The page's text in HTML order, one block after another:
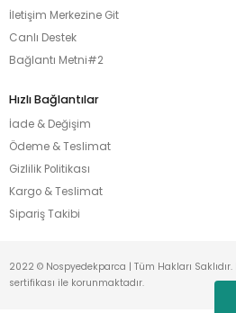
İletişim Merkezine Git
Canlı Destek
Bağlantı Metni#2
Hızlı Bağlantılar
İade & Değişim
Ödeme & Teslimat
Gizlilik Politikası
Kargo & Teslimat
Sipariş Takibi
2022 © Nospyedekparca | Tüm Hakları
sertifikası ile korunmaktadır.